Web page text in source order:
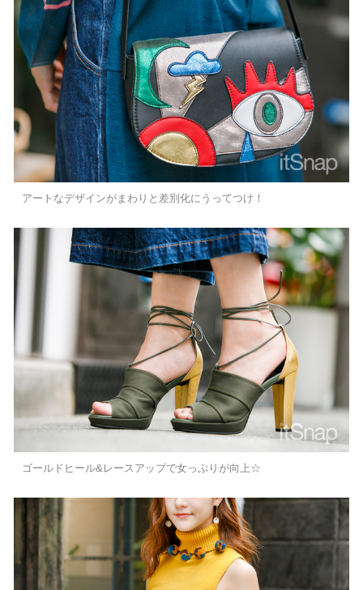
アートなデザインがまわりと差別化にうってつけ！
ゴールドヒール&レースアップで女っぷりが向上☆